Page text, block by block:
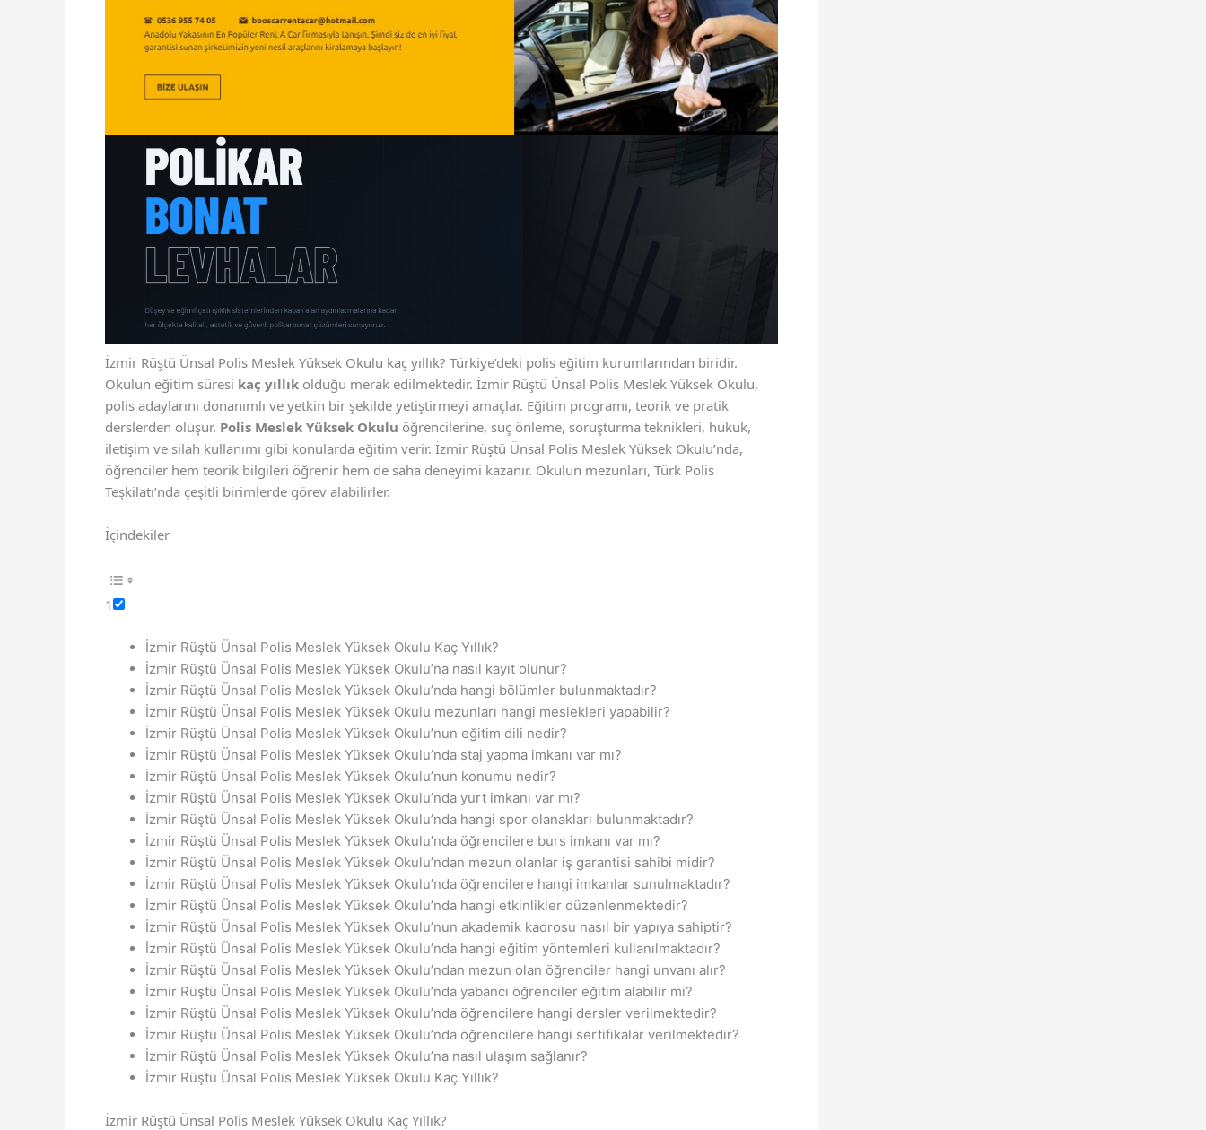
İzmir Rüştü Ünsal Polis Meslek Yüksek Okulu kaç yıllık? Türkiye’deki polis eğitim kurumlarından biridir.
Okulun eğitim süresi kaç yıllık olduğu merak edilmektedir. İzmir Rüştü Ünsal Polis Meslek Yüksek Okulu,
polis adaylarını donanımlı ve yetkin bir şekilde yetiştirmeyi amaçlar. Eğitim programı, teorik ve pratik
derslerden oluşur. Polis Meslek Yüksek Okulu öğrencilerine, suç önleme, soruşturma teknikleri, hukuk,
iletişim ve silah kullanımı gibi konularda eğitim verir. İzmir Rüştü Ünsal Polis Meslek Yüksek Okulu’nda,
öğrenciler hem teorik bilgileri öğrenir hem de saha deneyimi kazanır. Okulun mezunları, Türk Polis
Teşkilatı’nda çeşitli birimlerde görev alabilirler.
İçindekiler
1
İzmir Rüştü Ünsal Polis Meslek Yüksek Okulu Kaç Yıllık?
İzmir Rüştü Ünsal Polis Meslek Yüksek Okulu’na nasıl kayıt olunur?
İzmir Rüştü Ünsal Polis Meslek Yüksek Okulu’nda hangi bölümler bulunmaktadır?
İzmir Rüştü Ünsal Polis Meslek Yüksek Okulu mezunları hangi meslekleri yapabilir?
İzmir Rüştü Ünsal Polis Meslek Yüksek Okulu’nun eğitim dili nedir?
İzmir Rüştü Ünsal Polis Meslek Yüksek Okulu’nda staj yapma imkanı var mı?
İzmir Rüştü Ünsal Polis Meslek Yüksek Okulu’nun konumu nedir?
İzmir Rüştü Ünsal Polis Meslek Yüksek Okulu’nda yurt imkanı var mı?
İzmir Rüştü Ünsal Polis Meslek Yüksek Okulu’nda hangi spor olanakları bulunmaktadır?
İzmir Rüştü Ünsal Polis Meslek Yüksek Okulu’nda öğrencilere burs imkanı var mı?
İzmir Rüştü Ünsal Polis Meslek Yüksek Okulu’ndan mezun olanlar iş garantisi sahibi midir?
İzmir Rüştü Ünsal Polis Meslek Yüksek Okulu’nda öğrencilere hangi imkanlar sunulmaktadır?
İzmir Rüştü Ünsal Polis Meslek Yüksek Okulu’nda hangi etkinlikler düzenlenmektedir?
İzmir Rüştü Ünsal Polis Meslek Yüksek Okulu’nun akademik kadrosu nasıl bir yapıya sahiptir?
İzmir Rüştü Ünsal Polis Meslek Yüksek Okulu’nda hangi eğitim yöntemleri kullanılmaktadır?
İzmir Rüştü Ünsal Polis Meslek Yüksek Okulu’ndan mezun olan öğrenciler hangi unvanı alır?
İzmir Rüştü Ünsal Polis Meslek Yüksek Okulu’nda yabancı öğrenciler eğitim alabilir mi?
İzmir Rüştü Ünsal Polis Meslek Yüksek Okulu’nda öğrencilere hangi dersler verilmektedir?
İzmir Rüştü Ünsal Polis Meslek Yüksek Okulu’nda öğrencilere hangi sertifikalar verilmektedir?
İzmir Rüştü Ünsal Polis Meslek Yüksek Okulu’na nasıl ulaşım sağlanır?
İzmir Rüştü Ünsal Polis Meslek Yüksek Okulu Kaç Yıllık?
İzmir Rüştü Ünsal Polis Meslek Yüksek Okulu Kaç Yıllık?